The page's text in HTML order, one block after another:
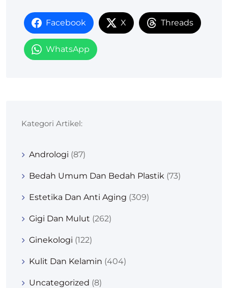
Facebook X Threads
WhatsApp
Kategori Artikel:
Andrologi (87)
Bedah Umum Dan Bedah Plastik (73)
Estetika Dan Anti Aging (309)
Gigi Dan Mulut (262)
Ginekologi (122)
Kulit Dan Kelamin (404)
Uncategorized (8)